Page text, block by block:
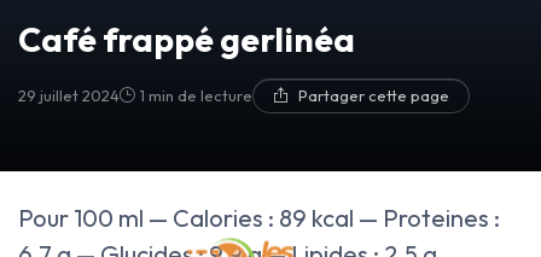
Café frappé gerlinéa
29 juillet 2024 1 min de lecture Partager cette page
Pour 100 ml — Calories : 89 kcal — Proteines :